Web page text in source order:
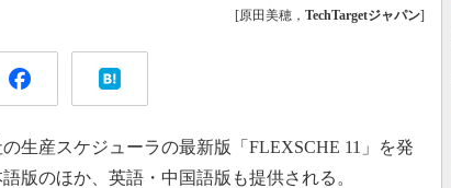
[原田美穂， TechTargetジャパン]
生産スケジューラの最新版「FLEXSCHE 11」を発
版のほか、英語・中国語版も提供される。